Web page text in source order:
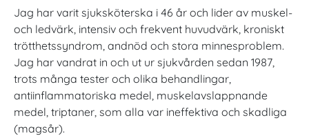
Jag har varit sjuksköterska i 46 år och lider av muskel-
och ledvärk, intensiv och frekvent huvudvärk, kroniskt
trötthetssyndrom, andnöd och stora minnesproblem.
Jag har vandrat in och ut ur sjukvården sedan 1987,
trots många tester och olika behandlingar,
antiinflammatoriska medel, muskelavslappnande
medel, triptaner, som alla var ineffektiva och skadliga
(magsår).